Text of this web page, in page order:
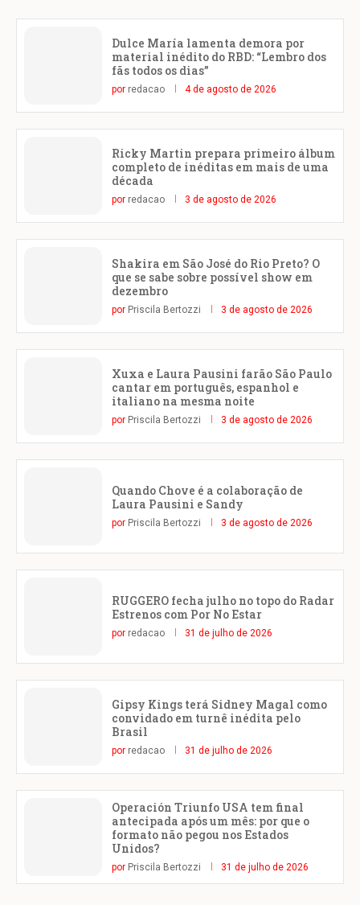
Dulce María lamenta demora por
material inédito do RBD: “Lembro dos
fãs todos os dias”
por redacao 4 de agosto de 2026
Ricky Martin prepara primeiro álbum
completo de inéditas em mais de uma
década
por redacao 3 de agosto de 2026
Shakira em São José do Rio Preto? O
que se sabe sobre possível show em
dezembro
por Priscila Bertozzi 3 de agosto de 2026
Xuxa e Laura Pausini farão São Paulo
cantar em português, espanhol e
italiano na mesma noite
por Priscila Bertozzi 3 de agosto de 2026
Quando Chove é a colaboração de
Laura Pausini e Sandy
por Priscila Bertozzi 3 de agosto de 2026
RUGGERO fecha julho no topo do Radar
Estrenos com Por No Estar
por redacao 31 de julho de 2026
Gipsy Kings terá Sidney Magal como
convidado em turnê inédita pelo
Brasil
por redacao 31 de julho de 2026
Operación Triunfo USA tem final
antecipada após um mês: por que o
formato não pegou nos Estados
Unidos?
por Priscila Bertozzi 31 de julho de 2026